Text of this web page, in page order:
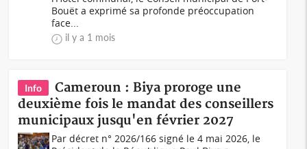
Bouët a exprimé sa profonde préoccupation
face...
il y a 1 mois
Info
Cameroun : Biya proroge une
deuxième fois le mandat des conseillers
municipaux jusqu'en février 2027
Par décret n° 2026/166 signé le 4 mai 2026, le